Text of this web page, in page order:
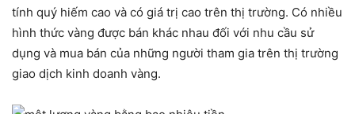
tính quý hiếm cao và có giá trị cao trên thị trường. Có nhiều
hình thức vàng được bán khác nhau đối với nhu cầu sử
dụng và mua bán của những người tham gia trên thị trường
giao dịch kinh doanh vàng.